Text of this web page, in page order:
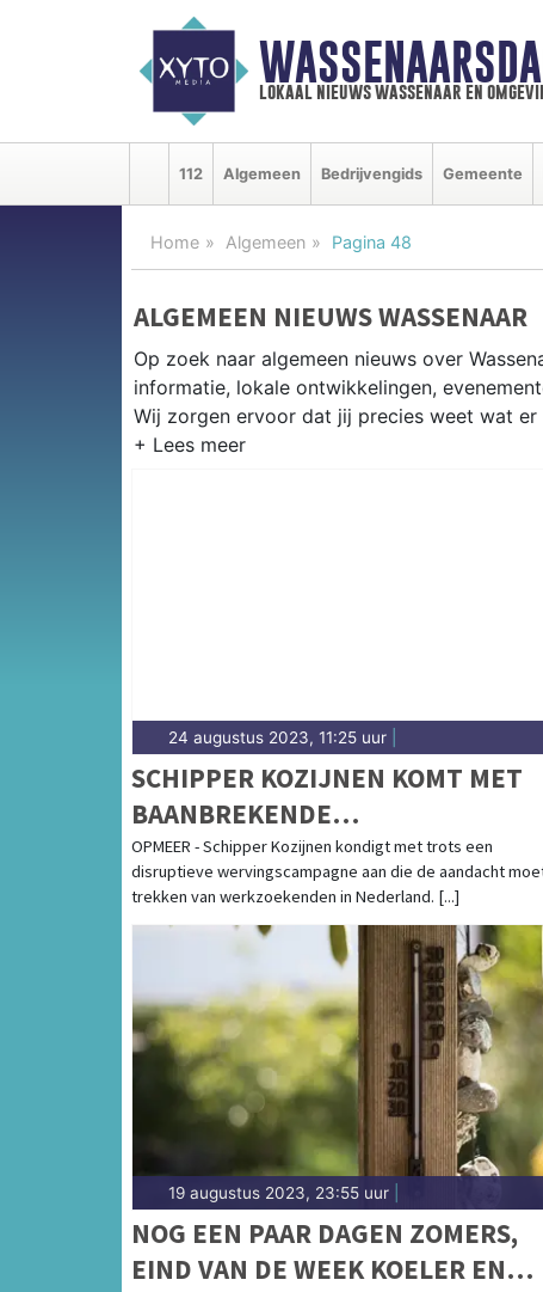
lokaal nieuws wassenaar en
112 Algemeen Bedrijvengids Gemeente
Home Algemeen Pagina 48
ALGEMEEN NIEUWS WASSENAAR
Op zoek naar algemeen nieuws over
informatie, lokale ontwikkelingen,
Wij zorgen ervoor dat jij precies weet wat er
PRAKTISCHE INFORMATIE
24 augustus 2023, 11:25 uur
SCHIPPER KOZIJNEN KOMT MET
BAANBREKENDE
WERVINGSCAMPAGNE: BETAALD
SOLLICITEREN
OPMEER - Schipper Kozijnen kondigt met trots een
disruptieve wervingscampagne aan die de aandacht
trekken van werkzoekenden in Nederland. [...]
19 augustus 2023, 23:55 uur
NOG EEN PAAR DAGEN ZOMERS,
EIND VAN DE WEEK KOELER EN